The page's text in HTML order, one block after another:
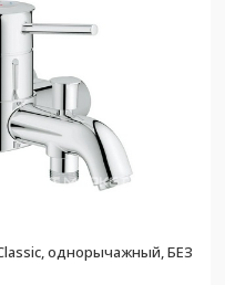
однорычажный, БЕЗ